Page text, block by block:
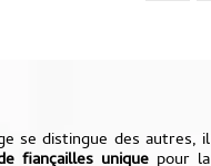
se distingue des autres, il
fiançailles unique pour la